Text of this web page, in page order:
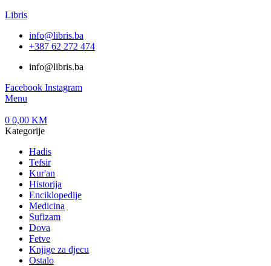
Libris
info@libris.ba
+387 62 272 474​
info@libris.ba
Facebook Instagram
Menu
0 0,00 KM
Kategorije
Hadis
Tefsir
Kur'an
Historija
Enciklopedije
Medicina
Sufizam
Dova
Fetve
Knjige za djecu
Ostalo